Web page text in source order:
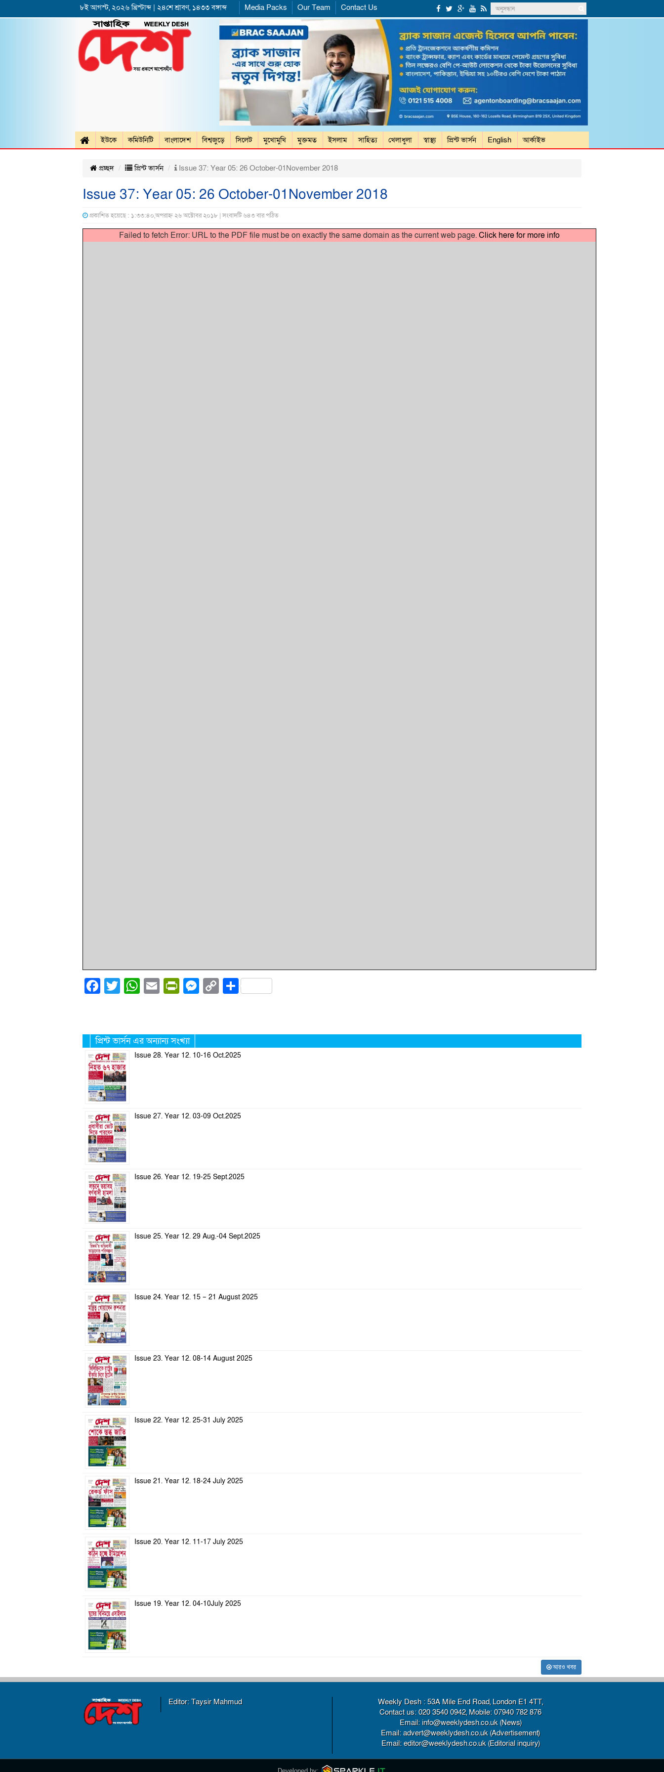
৮ই আগস্ট, ২০২৬ খ্রিস্টাব্দ | ২৪শে শ্রাবণ, ১৪৩৩ বঙ্গাব্দ Media Packs Our Team Contact Us
ইউকে কমিউনিটি বাংলাদেশ বিশ্বজুড়ে সিলেট মুখোমুখি মুক্তমত ইসলাম সাহিত্য খেলাধুলা স্বাস্থ্য প্রিন্ট ভার্সন English আর্কাইভ
প্রচ্ছদ প্রিন্ট ভার্সন Issue 37: Year 05: 26 October-01November 2018
Issue 37: Year 05: 26 October-01November 2018
প্রকাশিত হয়েছে : ১:৩৩:৪০,অপরাহ্ন ২৬ অক্টোবর ২০১৮ | সংবাদটি ৬৪৩ বার পঠিত
Failed to fetch Error: URL to the PDF file must be on exactly the same domain as the current web page.Click here for more info
Facebook
Twitter
WhatsApp
EmailPrintFriendly
Messenger
CopyShare
প্রিন্ট ভার্সন এর অন্যান্য সংখ্যা
Issue 28. Year 12. 10-16 Oct.2025
Issue 27. Year 12. 03-09 Oct.2025
Issue 26. Year 12. 19-25 Sept.2025
Issue 25. Year 12. 29 Aug.-04 Sept.2025
Issue 24. Year 12. 15 – 21 August 2025
Issue 23. Year 12. 08-14 August 2025
Issue 22. Year 12. 25-31 July 2025
Issue 21. Year 12. 18-24 July 2025
Issue 20. Year 12. 11-17 July 2025
Issue 19. Year 12. 04-10July 2025
আরও খবর
Editor: Taysir Mahmud
Weekly Desh : 53A Mile End Road, London E1 4TT,
Contact us: 020 3540 0942, Mobile: 07940 782 876
Email: info@weeklydesh.co.uk (News)
Email: advert@weeklydesh.co.uk (Advertisement)
Email: editor@weeklydesh.co.uk (Editorial inquiry)